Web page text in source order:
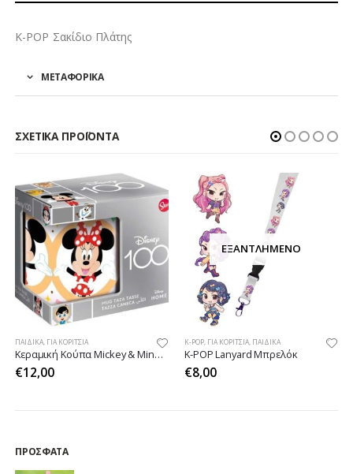
K-POP Σακίδιο Πλάτης
ΜΕΤΑΦΟΡΙΚΑ
ΣΧΕΤΙΚΆ ΠΡΟΪΌΝΤΑ
ΠΑΙΔΙΚΆ, ΓΙΑ ΚΟΡΊΤΣΙΑ
Κεραμική Κούπα Mickey & Minnie Mouse
€12,00
ΕΞΑΝΤΛΗΜΈΝΟ
K-POP, ΓΙΑ ΚΟΡΊΤΣΙΑ, ΠΑΙΔΙΚΆ
K-POΡ Lanyard Μπρελόκ
€8,00
ΠΡΌΣΦΑΤΑ